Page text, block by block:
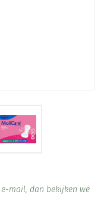
image
mail, dan bekijken we